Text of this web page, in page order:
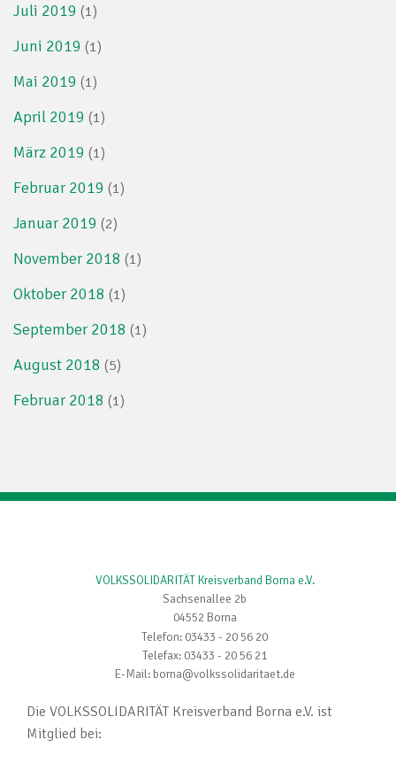
Juli 2019 (1)
Juni 2019 (1)
Mai 2019 (1)
April 2019 (1)
März 2019 (1)
Februar 2019 (1)
Januar 2019 (2)
November 2018 (1)
Oktober 2018 (1)
September 2018 (1)
August 2018 (5)
Februar 2018 (1)
VOLKSSOLIDARITÄT Kreisverband Borna e.V.
Sachsenallee 2b
04552 Borna
Telefon: 03433 - 20 56 20
Telefax: 03433 - 20 56 21
E-Mail: borna@volkssolidaritaet.de
Die VOLKSSOLIDARITÄT Kreisverband Borna e.V. ist
Mitglied bei: